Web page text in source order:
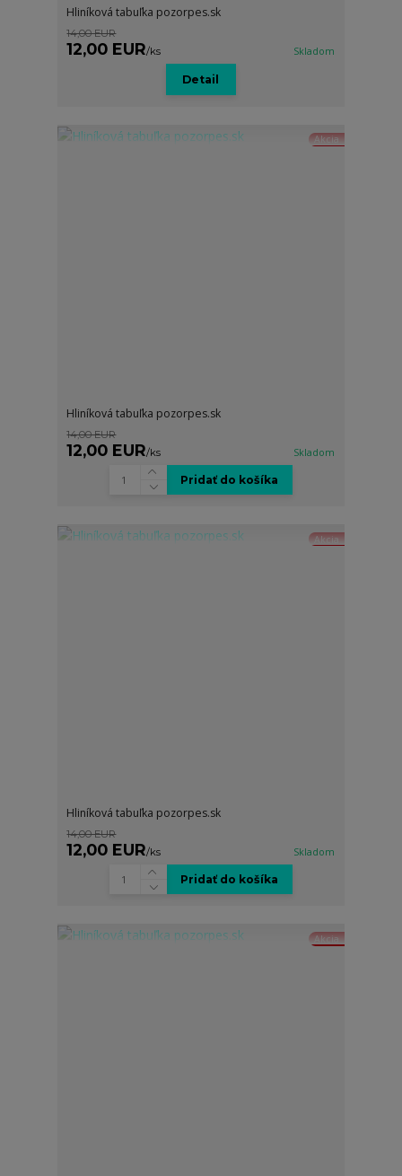
Hliníková tabuľka pozorpes.sk
14,00 EUR
12,00 EUR/ks Skladom
Detail
Akcia
Hliníková tabuľka pozorpes.sk
14,00 EUR
12,00 EUR/ks Skladom
Pridať do košíka
Akcia
Hliníková tabuľka pozorpes.sk
14,00 EUR
12,00 EUR/ks Skladom
Pridať do košíka
Akcia